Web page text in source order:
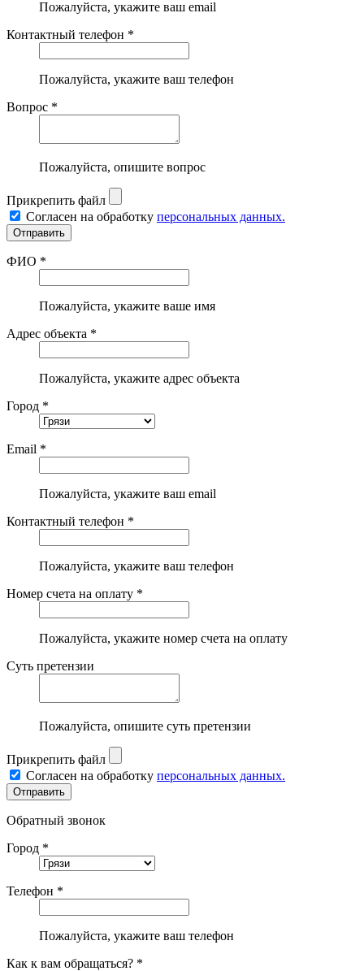
Пожалуйста, укажите ваш email
Контактный телефон *
Пожалуйста, укажите ваш телефон
Вопрос *
Пожалуйста, опишите вопрос
Прикрепить файл
Согласен на обработку персональных данных.
ФИО *
Пожалуйста, укажите ваше имя
Адрес объекта *
Пожалуйста, укажите адрес объекта
Город *
Email *
Пожалуйста, укажите ваш email
Контактный телефон *
Пожалуйста, укажите ваш телефон
Номер счета на оплату *
Пожалуйста, укажите номер счета на оплату
Суть претензии
Пожалуйста, опишите суть претензии
Прикрепить файл
Согласен на обработку персональных данных.
Обратный звонок
Город *
Телефон *
Пожалуйста, укажите ваш телефон
Как к вам обращаться? *